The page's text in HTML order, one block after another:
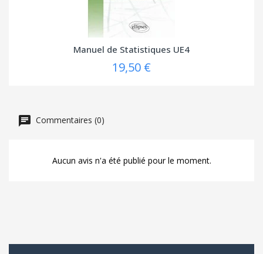
Manuel de Statistiques UE4
19,50 €
Commentaires (0)
Aucun avis n'a été publié pour le moment.